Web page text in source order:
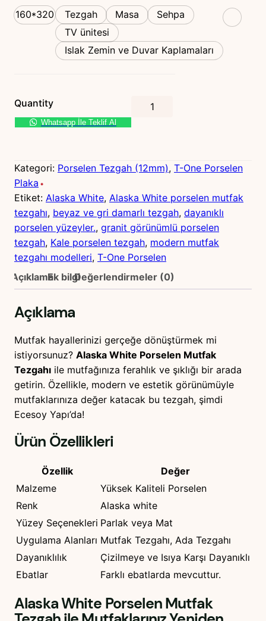
160*320 Tezgah Masa
Sehpa
TV ünitesi
Islak Zemin ve Duvar Kaplamaları
Quantity
l
a
h
i
t
e
P
o
l
e
n
M
u
e
z
g
a
ı
a
e
Whatsapp İle Teklif Al
Kategori: Porselen Tezgah (12mm), T-One Porselen
Plaka
Etiket: Alaska White, Alaska White porselen mutfak
tezgahı, beyaz ve gri damarlı tezgah, dayanıklı
porselen yüzeyler., granit görünümlü porselen
tezgah, Kale porselen tezgah, modern mutfak
tezgahı modelleri, T-One Porselen
AçıklamaEk bilgiDeğerlendirmeler (0)
Açıklama
Mutfak hayallerinizi gerçeğe dönüştürmek mi
istiyorsunuz? Alaska White Porselen Mutfak
Tezgahı ile mutfağınıza ferahlık ve şıklığı bir arada
getirin. Özellikle, modern ve estetik görünümüyle
mutfaklarınıza değer katacak bu tezgah, şimdi
Ecesoy Yapı’da!
Ürün Özellikleri
Özellik
Değer
Malzeme
Yüksek Kaliteli Porselen
Renk
Alaska white
Yüzey Seçenekleri Parlak veya Mat
Uygulama Alanları Mutfak Tezgahı, Ada Tezgahı
Dayanıklılık
Çizilmeye ve Isıya Karşı Dayanıklı
Ebatlar
Farklı ebatlarda mevcuttur.
Alaska White Porselen Mutfak